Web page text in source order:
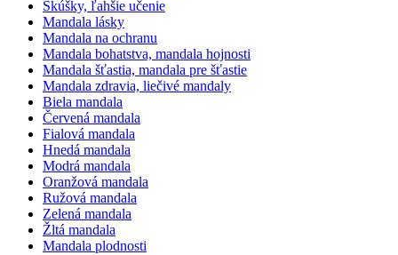
Skúšky, ľahšie učenie
Mandala lásky
Mandala na ochranu
Mandala bohatstva, mandala hojnosti
Mandala šťastia, mandala pre šťastie
Mandala zdravia, liečivé mandaly
Biela mandala
Červená mandala
Fialová mandala
Hnedá mandala
Modrá mandala
Oranžová mandala
Ružová mandala
Zelená mandala
Žltá mandala
Mandala plodnosti